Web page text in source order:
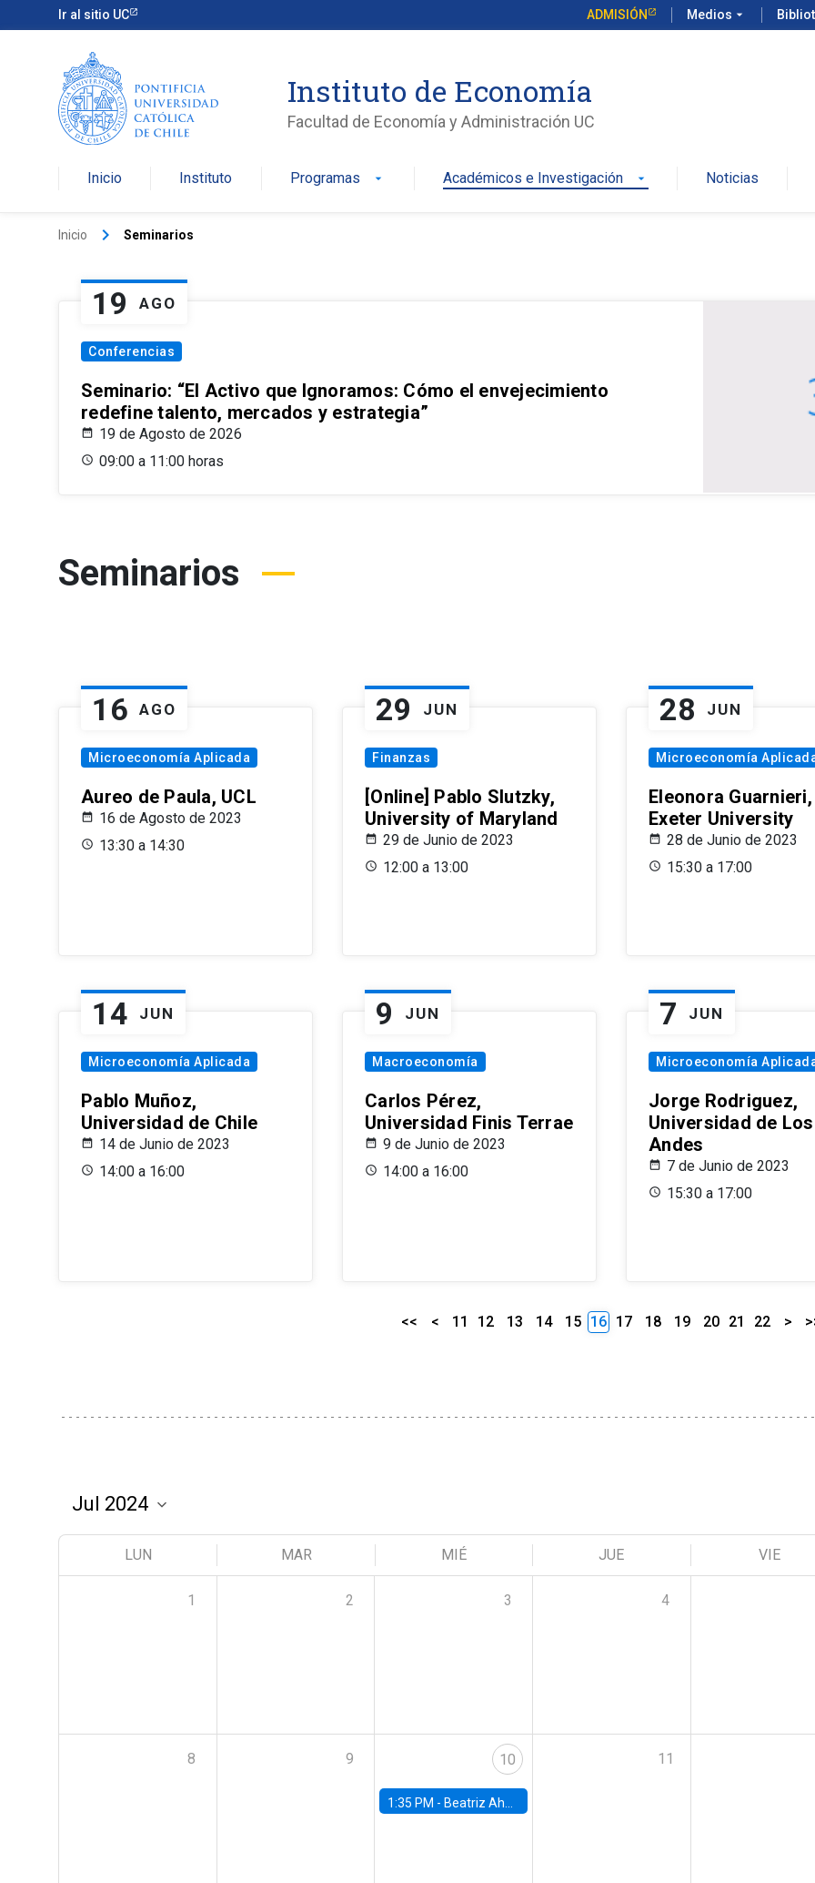
Ir al sitio UC ADMISIÓN Medios arrow_drop_down
Instituto de Economía
Facultad de Economía y Administración UC
Inicio Instituto Programas arrow_drop_down Académicos e Investigación arrow_drop_down Noticias
Inicio keyboard_arrow_right Seminarios
19 AGO
Conferencias
Seminario: “El Activo que Ignoramos: Cómo el envejecimiento
redefine talento, mercados y estrategia”
19 de Agosto de 2026
09:00 a 11:00 horas
Seminarios
16 AGO
Microeconomía Aplicada
Aureo de Paula, UCL
16 de Agosto de 2023
13:30 a 14:30
29 JUN
Finanzas
[Online] Pablo Slutzky,
University of Maryland
29 de Junio de 2023
12:00 a 13:00
28 JUN
Microeconomía
Eleonora Guarnieri,
Exeter University
28 de Junio de 2023
15:30 a 17:00
14 JUN
Microeconomía Aplicada
Pablo Muñoz,
Universidad de Chile
14 de Junio de 2023
14:00 a 16:00
9 JUN
Macroeconomía
Carlos Pérez,
Universidad Finis Terrae
9 de Junio de 2023
14:00 a 16:00
7 JUN
Microeconomía
Jorge Rodriguez,
Universidad de Los
Andes
7 de Junio de 2023
15:30 a 17:00
<< < 11 12 13 14 15 16 17 18 19 20 21 22 >
LUN MAR MIÉ JUE VIE
1 2 3 4
8 9 10
1:35 PM - Beatriz Ahumada, PhD candidate, Universidad de Pittsburgh
11